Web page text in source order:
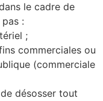
le cadre de
:
;
commerciales ou
(commerciale
désosser tout